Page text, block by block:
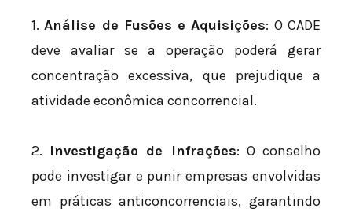
1.Análise de Fusões e Aquisições: O CADE
deve avaliar se a operação poderá gerar
concentração excessiva, que prejudique a
atividade econômica concorrencial.
2. Investigação de Infrações: O conselho
pode investigar e punir empresas envolvidas
em práticas anticoncorrenciais, garantindo